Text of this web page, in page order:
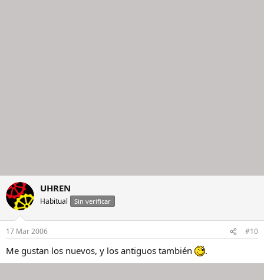
UHREN
Habitual Sin verificar
17 Mar 2006 #10
Me gustan los nuevos, y los antiguos también .